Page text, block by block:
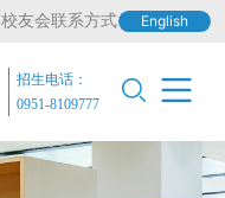
校友会联系方式 English
招生电话：
0951-8109777